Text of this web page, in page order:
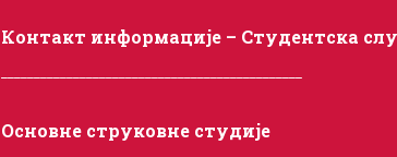
Контакт информације – Студентска
Основне струковне студије